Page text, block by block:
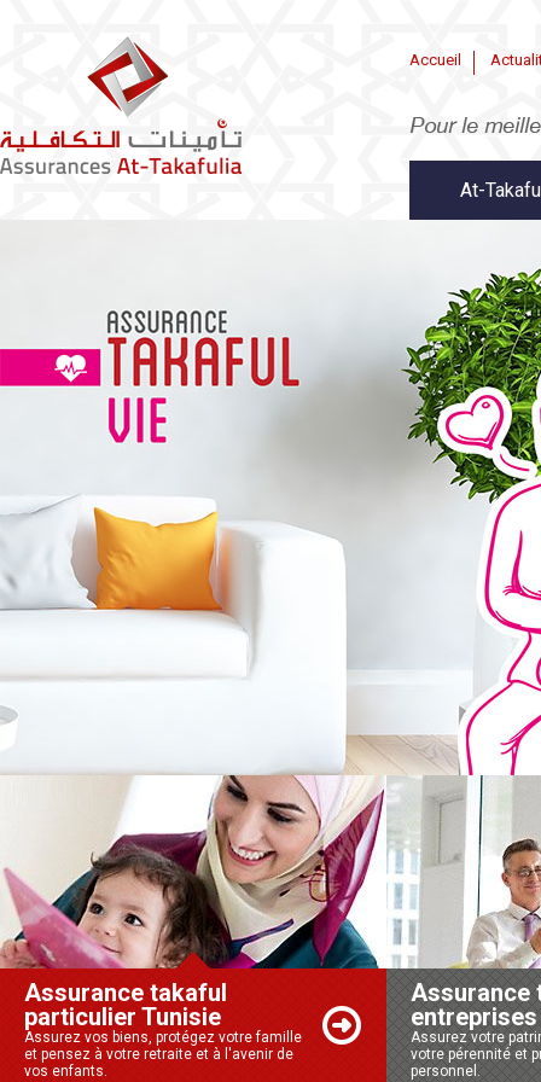
Accueil
At-
Assurance takaful
particulier Tunisie
Assurez vos biens, protégez votre famille
et pensez à votre retraite et à l'avenir de
vos enfants.
Assurance
Assurez votre
votre pérennité et
personnel.